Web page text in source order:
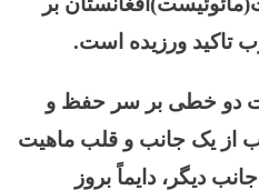
تاکید ورزیده است.
دو خطی بر سر حفظ و
از یک جانب و قلب ماهیت
دیگر، دایماً بروز